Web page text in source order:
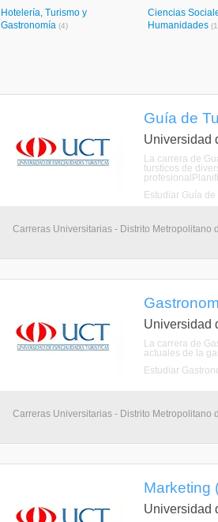
Hotelería, Turismo y
Gastronomía (4)
Ciencias
Humanidades
Guía de
Universidad
La carrera de
tursticos de
Estudiar Guía
Carreras Universitarias - Distrito Metropolitano
Universidad
La carrera de
actuales de la
Estudiar
Carreras Universitarias - Distrito Metropolitano
Marketing
Universidad